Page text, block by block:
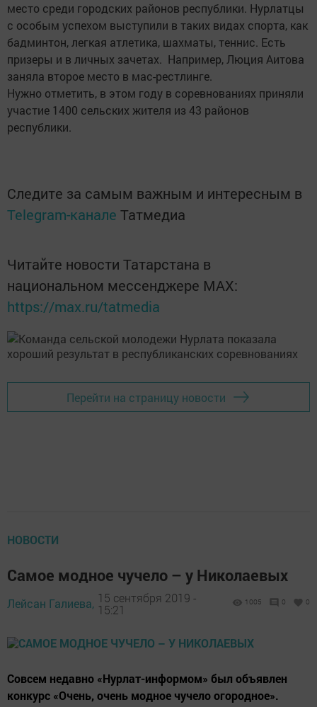
место среди городских районов республики. Нурлатцы
с особым успехом выступили в таких видах спорта, как
бадминтон, легкая атлетика, шахматы, теннис. Есть
призеры и в личных зачетах. Например, Люция Аитова
заняла второе место в мас-рестлинге.
Нужно отметить, в этом году в соревнованиях приняли
участие 1400 сельских жителя из 43 районов
республики.
Следите за самым важным и интересным в
Telegram-канале Татмедиа
Читайте новости Татарстана в
национальном мессенджере MАХ:
https://max.ru/tatmedia
Перейти на страницу новости
НОВОСТИ
Самое модное чучело – у Николаевых
Лейсан Галиева, 15 сентября 2019 -
15:21
1005 0 0
Совсем недавно «Нурлат-информом» был объявлен
конкурс «Очень, очень модное чучело огородное».